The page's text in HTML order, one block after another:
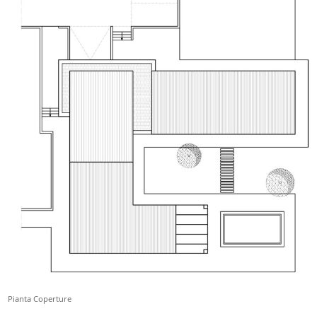
Pianta Coperture